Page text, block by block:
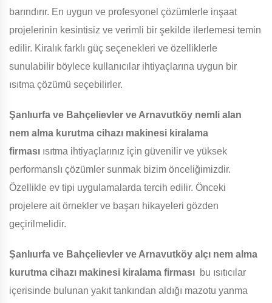
barındırır. En uygun ve profesyonel çözümlerle inşaat
projelerinin kesintisiz ve verimli bir şekilde ilerlemesi temin
edilir. Kiralık farklı güç seçenekleri ve özelliklerle
sunulabilir böylece kullanıcılar ihtiyaçlarına uygun bir
ısıtma çözümü seçebilirler.
Şanlıurfa ve Bahçelievler ve Arnavutköy nemli alan
nem alma kurutma cihazı makinesi kiralama
firması ısıtma ihtiyaçlarınız için güvenilir ve yüksek
performanslı çözümler sunmak bizim önceliğimizdir.
Özellikle ev tipi uygulamalarda tercih edilir. Önceki
projelere ait örnekler ve başarı hikayeleri gözden
geçirilmelidir.
Şanlıurfa ve Bahçelievler ve Arnavutköy alçı nem alma
kurutma cihazı makinesi kiralama firması bu ısıtıcılar
içerisinde bulunan yakıt tankından aldığı mazotu yanma